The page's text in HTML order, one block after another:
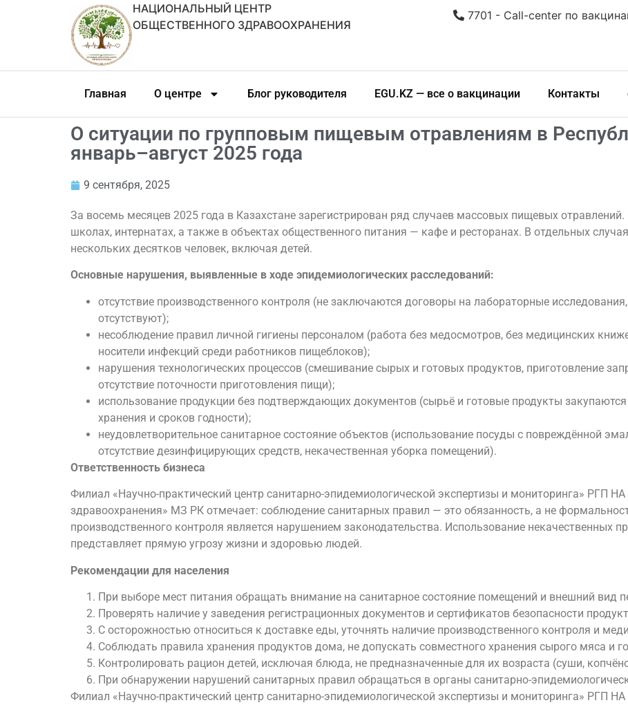
НАЦИОНАЛЬНЫЙ ЦЕНТР
ОБЩЕСТВЕННОГО ЗДРАВООХРАНЕНИЯ
7701 - Call-center по
Главная О центре Блог руководителя EGU.KZ — все о вакцинации Контакты
О ситуации по групповым пищевым отравлениям в
январь–август 2025 года
9 сентября, 2025
За восемь месяцев 2025 года в Казахстане зарегистрирован ряд случаев массовых пищевых
школах, интернатах, а также в объектах общественного питания — кафе и ресторанах. В отдельных
нескольких десятков человек, включая детей.
Основные нарушения, выявленные в ходе эпидемиологических расследований:
отсутствие производственного контроля (не заключаются договоры на лабораторные
отсутствуют);
несоблюдение правил личной гигиены персоналом (работа без медосмотров, без медицинских
носители инфекций среди работников пищеблоков);
нарушения технологических процессов (смешивание сырых и готовых продуктов, приготовление
отсутствие поточности приготовления пищи);
использование продукции без подтверждающих документов (сырьё и готовые продукты
хранения и сроков годности);
неудовлетворительное санитарное состояние объектов (использование посуды с повреждённой
отсутствие дезинфицирующих средств, некачественная уборка помещений).
Ответственность бизнеса
Филиал «Научно-практический центр санитарно-эпидемиологической экспертизы и мониторинга» РГП
здравоохранения» МЗ РК отмечает: соблюдение санитарных правил — это обязанность, а не
производственного контроля является нарушением законодательства. Использование некачественных
представляет прямую угрозу жизни и здоровью людей.
Рекомендации для населения
При выборе мест питания обращать внимание на санитарное состояние помещений и внешний вид
Проверять наличие у заведения регистрационных документов и сертификатов безопасности
С осторожностью относиться к доставке еды, уточнять наличие производственного контроля и
Соблюдать правила хранения продуктов дома, не допускать совместного хранения сырого мяса и
Контролировать рацион детей, исключая блюда, не предназначенные для их возраста (суши,
При обнаружении нарушений санитарных правил обращаться в органы санитарно-
Филиал «Научно-практический центр санитарно-эпидемиологической экспертизы и мониторинга» РГП